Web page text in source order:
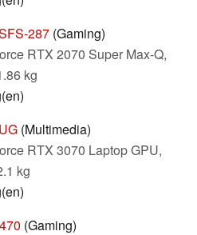
287 (Gaming)
RTX 2070 Super Max-Q,
kg
(Multimedia)
RTX 3070 Laptop GPU,
kg
(Gaming)